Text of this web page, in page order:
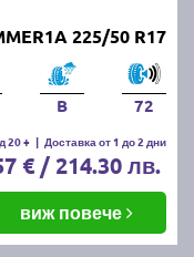
225/50 R17
B 72
20 + | Доставка от 1 до 2 дни
€ / 214.30 лв.
виж повече